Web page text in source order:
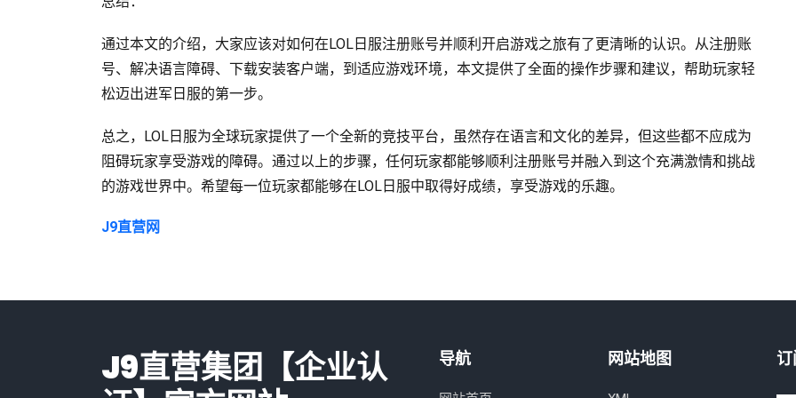
通过本文的介绍，大家应该对如何在LOL日服注册账号并顺利开启游戏之旅有了更清晰的认识。从注册账
号、解决语言障碍、下载安装客户端，到适应游戏环境，本文提供了全面的操作步骤和建议，帮助玩家轻
松迈出进军日服的第一步。
总之，LOL日服为全球玩家提供了一个全新的竞技平台，虽然存在语言和文化的差异，但这些都不应成为
阻碍玩家享受游戏的障碍。通过以上的步骤，任何玩家都能够顺利注册账号并融入到这个充满激情和挑战
的游戏世界中。希望每一位玩家都能够在LOL日服中取得好成绩，享受游戏的乐趣。
J9直营网
J9直营集团【企业认
导航 网站地图